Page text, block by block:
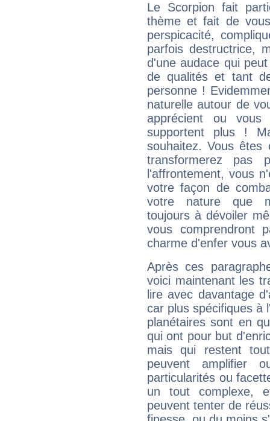
Le Scorpion fait
thème et fait de
perspicacité,
parfois destructrice,
d'une audace qui
de qualités et tant
personne !
naturelle autour de
apprécient ou
supportent plus !
souhaitez. Vous
transformerez pas
l'affrontement, vous
votre façon de
votre nature que
toujours à dévoiler
vous comprendront
charme d'enfer vous
Après ces
voici maintenant les
lire avec davantage
car plus spécifiques à
planétaires sont en
qui ont pour but
mais qui restent
peuvent amplifier
particularités ou
un tout complexe,
peuvent tenter de